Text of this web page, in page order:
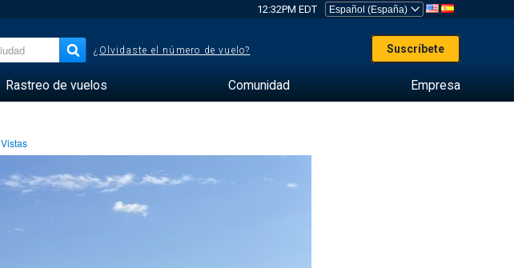
12:32PM EDT
¿Olvidaste el número de vuelo? Suscríbete
Rastreo de vuelos Comunidad Empresa
Vistas